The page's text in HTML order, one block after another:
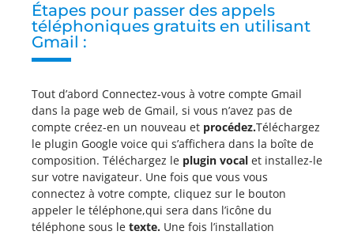
Étapes pour passer des appels
téléphoniques gratuits en utilisant
Gmail :
Tout d’abord Connectez-vous à votre compte Gmail
dans la page web de Gmail, si vous n’avez pas de
compte créez-en un nouveau et procédez.Téléchargez
le plugin Google voice qui s’affichera dans la boîte de
composition. Téléchargez le plugin vocal et installez-le
sur votre navigateur. Une fois que vous vous
connectez à votre compte, cliquez sur le bouton
appeler le téléphone,qui sera dans l’icône du
téléphone sous le texte. Une fois l’installation